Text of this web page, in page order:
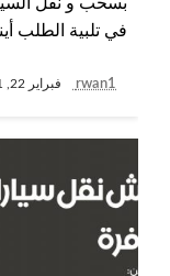
في تلبية الطلب
rwan1 فبراير 22, 2021